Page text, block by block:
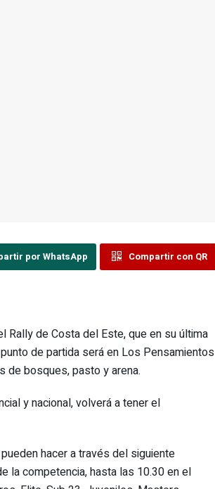
por WhatsApp Compartir con QR
Rally de Costa del Este, que en su última
de partida será en Los Pensamientos
de bosques, pasto y arena.
y nacional, volverá a tener el
hacer a través del siguiente
la competencia, hasta las 10.30 en el